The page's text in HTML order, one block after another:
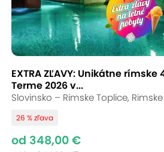
EXTRA ZĽAVY: Unikátne
Terme 2026 v...
Slovinsko – Rimske Toplice,
26 % zľava
od 348,00 €